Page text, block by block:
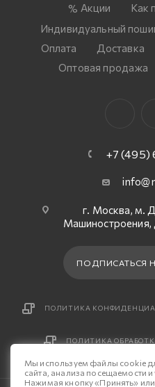
Акции
Как
Индивидуальный
Оплата
Доставка
Оптовая продажа
+7 (495)
г. Москва, м.
Машиностроения,
ПОДПИСАТЬСЯ
ПОЛИТИКА
ПОЛИТИКА
Мы используем файлы cookie
сайта, анализа посещаемости
Нажимая кнопку «Принять»